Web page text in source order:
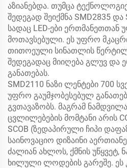
აზიანებდა. თუმცა
შედეგად შეიქმნა SMD2835
სადაც LED-ები
მოთავსებული. ეს უფრო
თითოეული სინათლის
შედეგადაც მიიღება გლუვ და
განათებას.
SMD2110 ნაზი ლენტები 700
უფრო გაუმჯობესებულ
გვთავაზობს. მაგრამ
ცვლილებების მომტანი არის
SCOB (ზედაპირული ჩიპი
საინოვაციო დიზაინი
ძალიან ახლოს, ქმნის უწყვეტ,
ხილული ლოდების გარეშე. ეს